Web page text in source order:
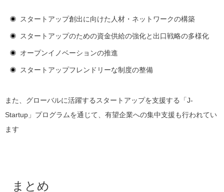
スタートアップ創出に向けた人材・ネットワークの構築
スタートアップのための資金供給の強化と出口戦略の多様化
オープンイノベーションの推進
スタートアップフレンドリーな制度の整備
また、グローバルに活躍するスタートアップを支援する「J-
Startup」プログラムを通じて、有望企業への集中支援も行われてい
ます
まとめ